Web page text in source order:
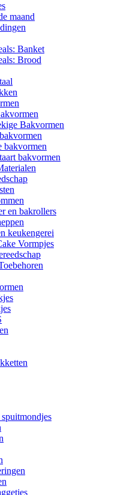
maand
Banket
Brood
Bakvormen
bakvormen
bakvormen
en bakrollers
keukengerei
Vormpjes